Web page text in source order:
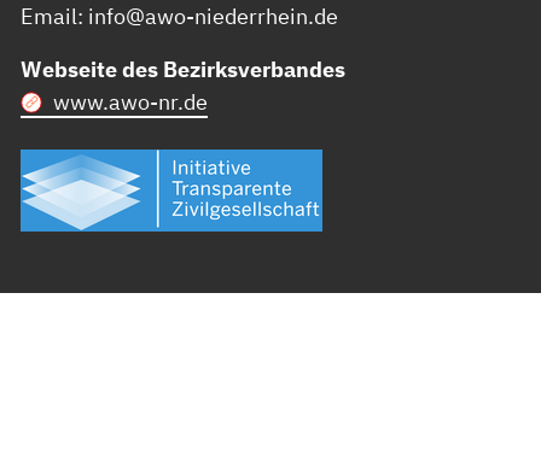
Email: info@awo-niederrhein.de
Webseite des Bezirksverbandes
www.awo-nr.de